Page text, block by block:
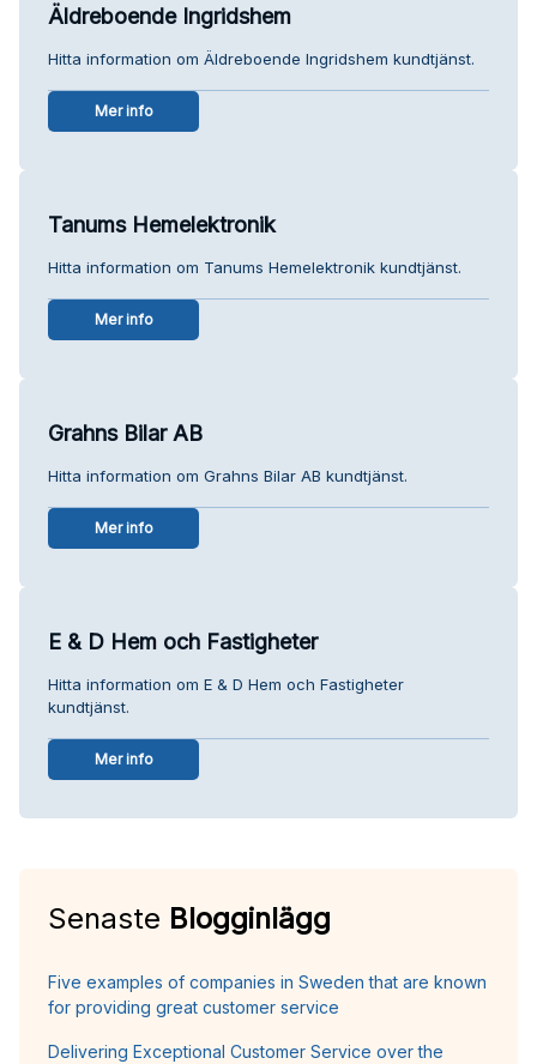
Äldreboende Ingridshem
Hitta information om Äldreboende Ingridshem kundtjänst.
Mer info
Tanums Hemelektronik
Hitta information om Tanums Hemelektronik kundtjänst.
Mer info
Grahns Bilar AB
Hitta information om Grahns Bilar AB kundtjänst.
Mer info
E & D Hem och Fastigheter
Hitta information om E & D Hem och Fastigheter
kundtjänst.
Mer info
Senaste Blogginlägg
Five examples of companies in Sweden that are known
for providing great customer service
Delivering Exceptional Customer Service over the